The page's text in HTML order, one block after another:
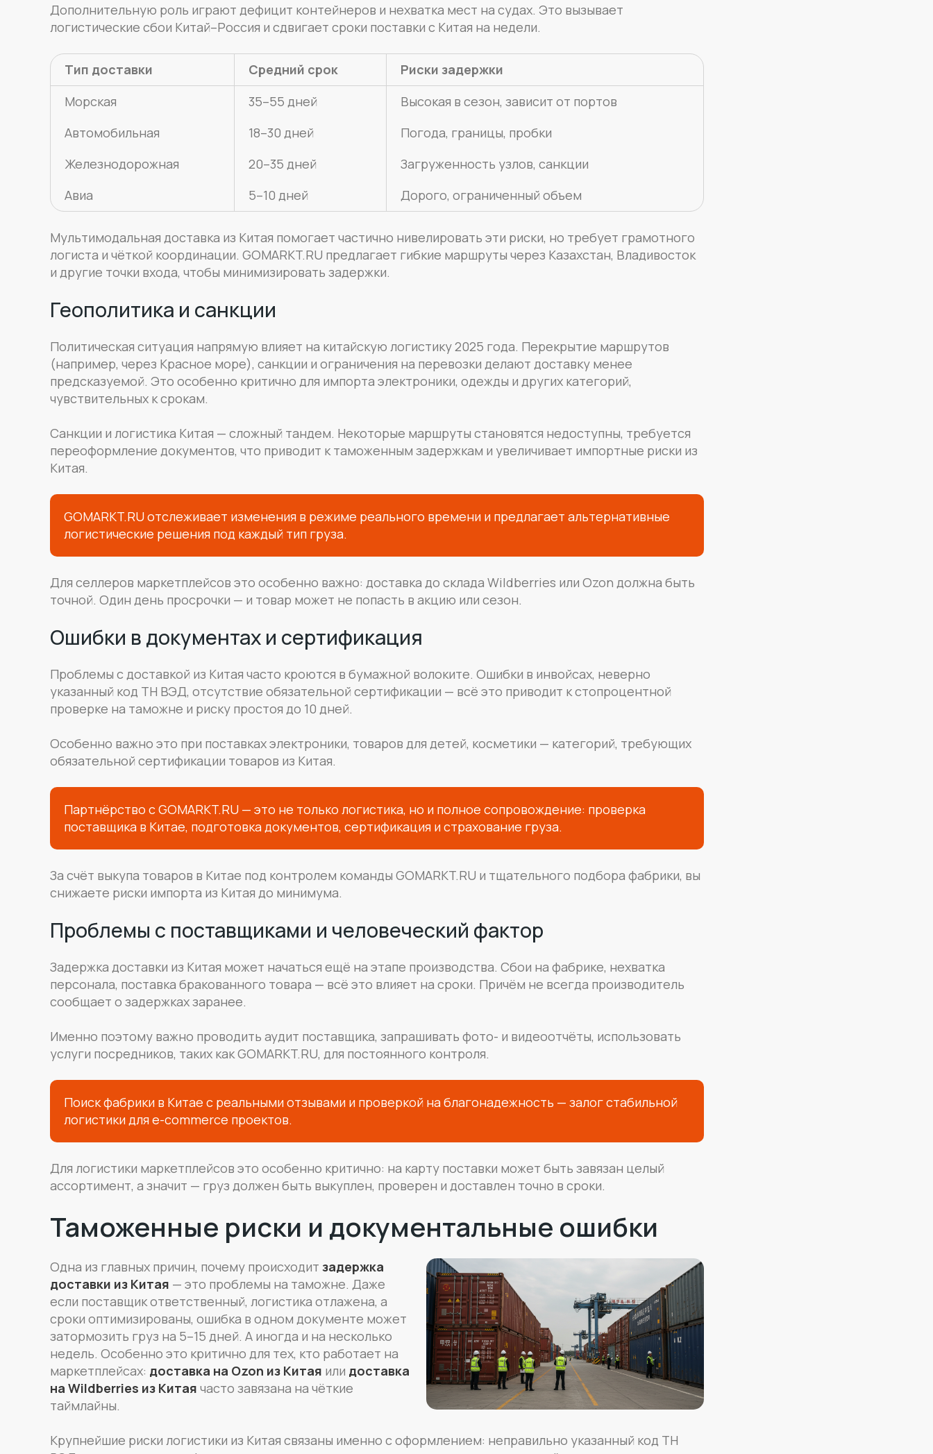
Дополнительную роль играют дефицит контейнеров и нехватка мест на судах. Это вызывает
логистические сбои Китай–Россия и сдвигает сроки поставки с Китая на недели.
Тип доставки Средний срок
Риски задержки
Морская
35–55 дней
Высокая в сезон, зависит от портов
Автомобильная
18–30 дней
Погода, границы, пробки
Железнодорожная
20–35 дней
Загруженность узлов, санкции
Авиа
5–10 дней Дорого, ограниченный объем
Мультимодальная доставка из Китая помогает частично нивелировать эти риски, но требует грамотного
логиста и чёткой координации. GOMARKT.RU предлагает гибкие маршруты через Казахстан, Владивосток
и другие точки входа, чтобы минимизировать задержки.
Геополитика и санкции
Политическая ситуация напрямую влияет на китайскую логистику 2025 года. Перекрытие маршрутов
(например, через Красное море), санкции и ограничения на перевозки делают доставку менее
предсказуемой. Это особенно критично для импорта электроники, одежды и других категорий,
чувствительных к срокам.
Санкции и логистика Китая — сложный тандем. Некоторые маршруты становятся недоступны, требуется
переоформление документов, что приводит к таможенным задержкам и увеличивает импортные риски из
Китая.
GOMARKT.RU отслеживает изменения в режиме реального времени и предлагает альтернативные
логистические решения под каждый тип груза.
Для селлеров маркетплейсов это особенно важно: доставка до склада Wildberries или Ozon должна быть
точной. Один день просрочки — и товар может не попасть в акцию или сезон.
Ошибки в документах и сертификация
Проблемы с доставкой из Китая часто кроются в бумажной волоките. Ошибки в инвойсах, неверно
указанный код ТН ВЭД, отсутствие обязательной сертификации — всё это приводит к стопроцентной
проверке на таможне и риску простоя до 10 дней.
Особенно важно это при поставках электроники, товаров для детей, косметики — категорий, требующих
обязательной сертификации товаров из Китая.
Партнёрство с GOMARKT.RU — это не только логистика, но и полное сопровождение: проверка
поставщика в Китае, подготовка документов, сертификация и страхование груза.
За счёт выкупа товаров в Китае под контролем команды GOMARKT.RU и тщательного подбора фабрики, вы
снижаете риски импорта из Китая до минимума.
Проблемы с поставщиками и человеческий фактор
Задержка доставки из Китая может начаться ещё на этапе производства. Сбои на фабрике, нехватка
персонала, поставка бракованного товара — всё это влияет на сроки. Причём не всегда производитель
сообщает о задержках заранее.
Именно поэтому важно проводить аудит поставщика, запрашивать фото- и видеоотчёты, использовать
услуги посредников, таких как GOMARKT.RU, для постоянного контроля.
Поиск фабрики в Китае с реальными отзывами и проверкой на благонадежность — залог стабильной
логистики для e-commerce проектов.
Для логистики маркетплейсов это особенно критично: на карту поставки может быть завязан целый
ассортимент, а значит — груз должен быть выкуплен, проверен и доставлен точно в сроки.
Таможенные риски и документальные ошибки
Одна из главных причин, почему происходит задержка
доставки из Китая — это проблемы на таможне. Даже
если поставщик ответственный, логистика отлажена, а
сроки оптимизированы, ошибка в одном документе может
затормозить груз на 5–15 дней. А иногда и на несколько
недель. Особенно это критично для тех, кто работает на
маркетплейсах: доставка на Ozon из Китая или доставка
на Wildberries из Китая часто завязана на чёткие
таймлайны.
Крупнейшие риски логистики из Китая связаны именно с оформлением: неправильно указанный код ТН